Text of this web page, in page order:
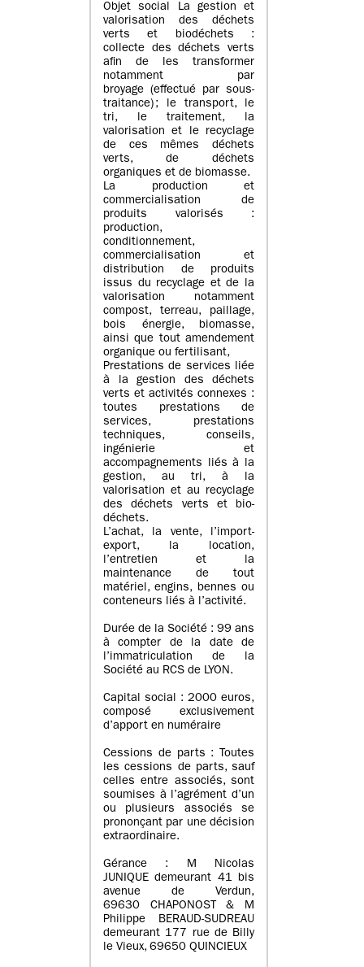
Objet social La gestion et
valorisation des déchets
verts et biodéchets :
collecte des déchets verts
afin de les transformer
notamment par
broyage (effectué par sous-
traitance) ; le transport, le
tri, le traitement, la
valorisation et le recyclage
de ces mêmes déchets
verts, de déchets
organiques et de biomasse.
La production et
commercialisation de
produits valorisés :
production,
conditionnement,
commercialisation et
distribution de produits
issus du recyclage et de la
valorisation notamment
compost, terreau, paillage,
bois énergie, biomasse,
ainsi que tout amendement
organique ou fertilisant,
Prestations de services liée
à la gestion des déchets
verts et activités connexes :
toutes prestations de
services, prestations
techniques, conseils,
ingénierie et
accompagnements liés à la
gestion, au tri, à la
valorisation et au recyclage
des déchets verts et bio-
déchets.
L’achat, la vente, l’import-
export, la location,
l’entretien et la
maintenance de tout
matériel, engins, bennes ou
conteneurs liés à l’activité.
Durée de la Société : 99 ans
à compter de la date de
l’immatriculation de la
Société au RCS de LYON.
Capital social : 2000 euros,
composé exclusivement
d’apport en numéraire
Cessions de parts : Toutes
les cessions de parts, sauf
celles entre associés, sont
soumises à l’agrément d’un
ou plusieurs associés se
prononçant par une décision
extraordinaire.
Gérance : M Nicolas
JUNIQUE demeurant 41 bis
avenue de Verdun,
69630 CHAPONOST & M
Philippe BERAUD-SUDREAU
demeurant 177 rue de Billy
le Vieux, 69650 QUINCIEUX